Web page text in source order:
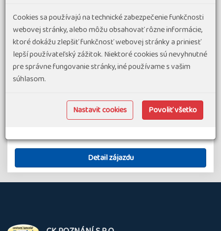
Vydejte se s námi na nezapomenutelný zájezd, který vás
zavede do srdce norské kultury a přírody. Na začátku naší
cesty navštívíme hlavní město Norska, Oslo, kde
prozkoumáme bohatou historii, nádhernou architekturu a
fascinující muzea. Po dvou…
#Zájazdy v malých skupinách
od3 489 €
Detail zájazdu
O
Cookies sa používajú na technické zabezpečenie funkčnosti
webovej stránky, alebo môžu obsahovať rôzne informácie,
ktoré dokážu zlepšiť funkčnosť webovej stránky a priniesť
lepší používateľský zážitok. Niektoré cookies sú nevyhnutné
pre správne fungovanie stránky, iné používame s vašim
súhlasom.
Nastavit cookies Povoliť všetko